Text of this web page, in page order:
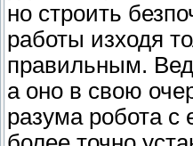
но строить
работы изходя
правильным.
а оно в свою
разума робота с